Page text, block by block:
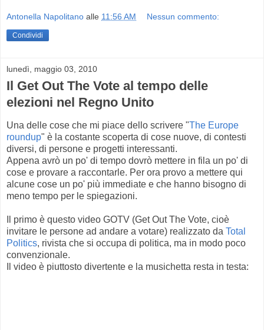
Antonella Napolitano alle 11:56 AM Nessun commento:
Condividi
lunedì, maggio 03, 2010
Il Get Out The Vote al tempo delle
elezioni nel Regno Unito
Una delle cose che mi piace dello scrivere "The Europe
roundup" è la costante scoperta di cose nuove, di contesti
diversi, di persone e progetti interessanti.
Appena avrò un po' di tempo dovrò mettere in fila un po' di
cose e provare a raccontarle. Per ora provo a mettere qui
alcune cose un po' più immediate e che hanno bisogno di
meno tempo per le spiegazioni.
Il primo è questo video GOTV (Get Out The Vote, cioè
invitare le persone ad andare a votare) realizzato da Total
Politics, rivista che si occupa di politica, ma in modo poco
convenzionale.
Il video è piuttosto divertente e la musichetta resta in testa: